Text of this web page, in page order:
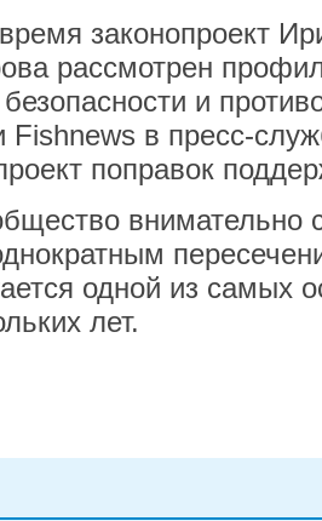
законопроект
рассмотрен
и
Fishnews в пресс-
поправок
внимательно
одной из самых
лет.